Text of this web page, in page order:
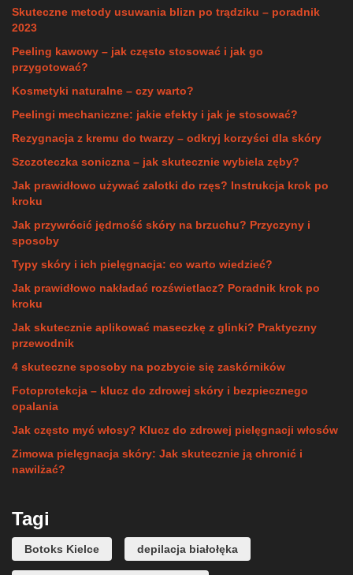
Skuteczne metody usuwania blizn po trądziku – poradnik
2023
Peeling kawowy – jak często stosować i jak go
przygotować?
Kosmetyki naturalne – czy warto?
Peelingi mechaniczne: jakie efekty i jak je stosować?
Rezygnacja z kremu do twarzy – odkryj korzyści dla skóry
Szczoteczka soniczna – jak skutecznie wybiela zęby?
Jak prawidłowo używać zalotki do rzęs? Instrukcja krok po
kroku
Jak przywrócić jędrność skóry na brzuchu? Przyczyny i
sposoby
Typy skóry i ich pielęgnacja: co warto wiedzieć?
Jak prawidłowo nakładać rozświetlacz? Poradnik krok po
kroku
Jak skutecznie aplikować maseczkę z glinki? Praktyczny
przewodnik
4 skuteczne sposoby na pozbycie się zaskórników
Fotoprotekcja – klucz do zdrowej skóry i bezpiecznego
opalania
Jak często myć włosy? Klucz do zdrowej pielęgnacji włosów
Zimowa pielęgnacja skóry: Jak skutecznie ją chronić i
nawilżać?
Tagi
Botoks Kielce depilacja białołęka